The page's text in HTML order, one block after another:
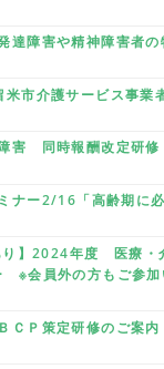
障害や精神障害者の
市介護サービス事業
害 同時報酬改定研
ナー2/16「高齢期に
】2024年度 医療・
※会員外の方もご参加
Ｐ策定研修のご案内